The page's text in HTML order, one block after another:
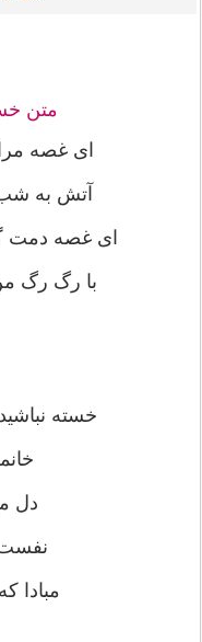
متن
ای غصه
آتش به
ای غصه دمت
با رگ رگ
خسته
دل
مبادا